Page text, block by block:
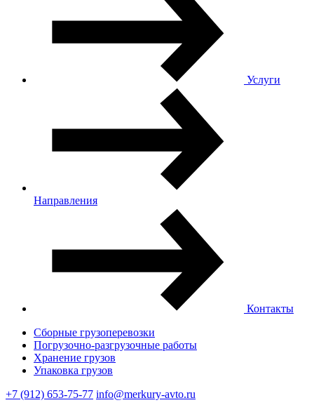
Услуги
Направления
Контакты
Сборные грузоперевозки
Погрузочно-разгрузочные работы
Хранение грузов
Упаковка грузов
+7 (912) 653-75-77 info@merkury-avto.ru